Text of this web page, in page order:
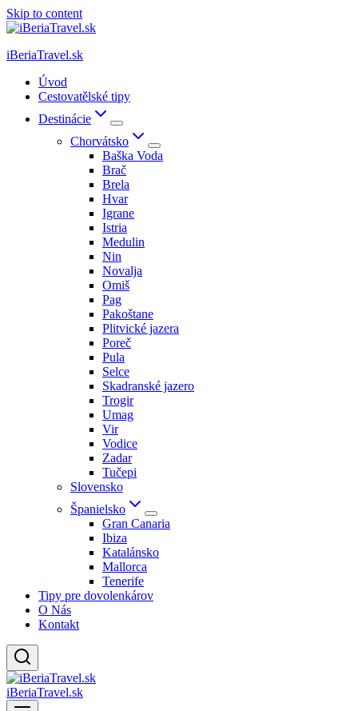
Skip to content
iBeriaTravel.sk
Úvod
Cestovatělské tipy
Destinácie
Chorvátsko
Baška Voda
Brač
Brela
Hvar
Igrane
Istria
Medulin
Nin
Novalja
Omiš
Pag
Pakoštane
Plitvické jazera
Poreč
Pula
Selce
Skadranské jazero
Trogir
Umag
Vir
Vodice
Zadar
Tučepi
Slovensko
Španielsko
Gran Canaria
Ibiza
Katalánsko
Mallorca
Tenerife
Tipy pre dovolenkárov
O Nás
Kontakt
iBeriaTravel.sk